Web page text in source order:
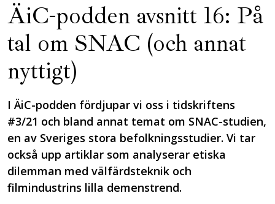
ÄiC-podden avsnitt 16: På
tal om SNAC (och annat
nyttigt)
I ÄiC-podden fördjupar vi oss i tidskriftens
#3/21 och bland annat temat om SNAC-studien,
en av Sveriges stora befolkningsstudier. Vi tar
också upp artiklar som analyserar etiska
dilemman med välfärdsteknik och
filmindustrins lilla demenstrend.